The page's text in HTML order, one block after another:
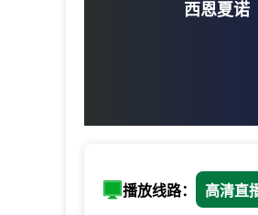
西恩夏诺
播放线路： 高清直